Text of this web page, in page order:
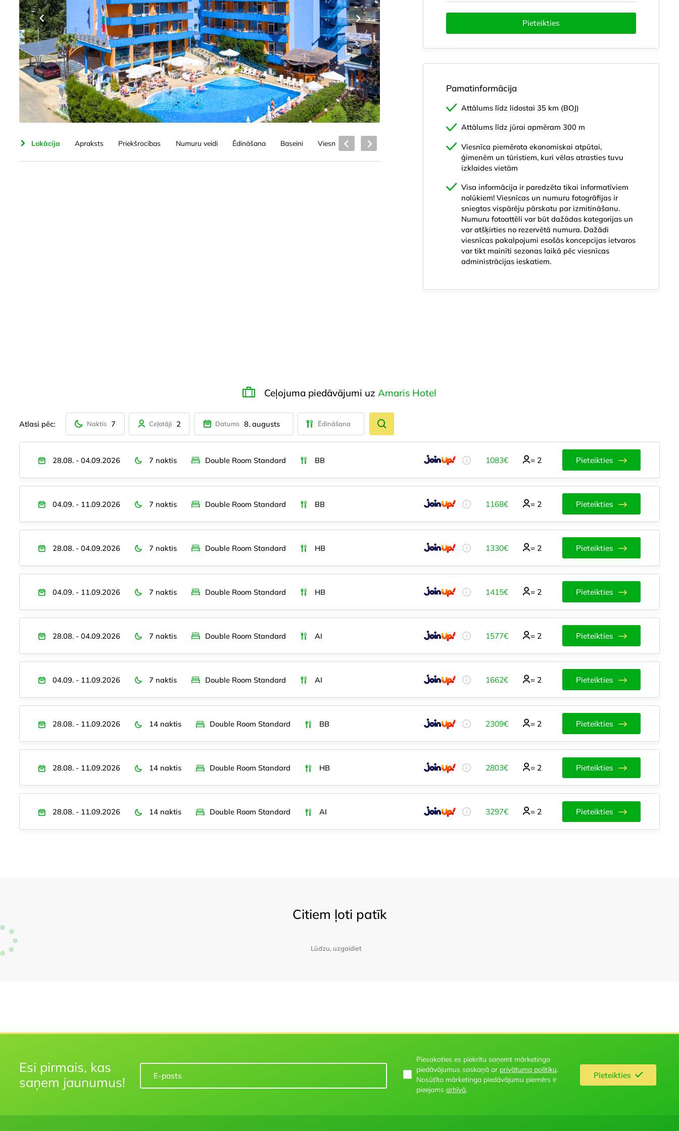
Lokācija Apraksts Priekšrocības Numuru veidi Ēdināšana Baseini Viesnīcas pakalpojumi Skaistumkopšana un veselība Izklaide un sports
Pieteikties
Pamatinformācija
Attālums līdz lidostai 35 km (BOJ)
Attālums līdz jūrai apmēram 300 m
Viesnīca piemērota ekonomiskai atpūtai,
ģimenēm un tūristiem, kuri vēlas atrasties tuvu
izklaides vietām
Visa informācija ir paredzēta tikai informatīviem
nolūkiem! Viesnīcas un numuru fotogrāfijas ir
sniegtas vispārēju pārskatu par izmitināšanu.
Numuru fotoattēli var būt dažādas kategorijas un
var atšķirties no rezervētā numura. Dažādi
viesnīcas pakalpojumi esošās koncepcijas ietvaros
var tikt mainīti sezonas laikā pēc viesnīcas
administrācijas ieskatiem.
Ceļojuma piedāvājumi uzAmaris Hotel
Atlasi pēc: Naktis 7 Ceļotāji 2 Datums 8. augusts Ēdināšana
28.08. - 04.09.2026 7 naktis Double Room Standard BB 1083€ = 2 Pieteikties
04.09. - 11.09.2026 7 naktis Double Room Standard BB 1168€ = 2 Pieteikties
28.08. - 04.09.2026 7 naktis Double Room Standard HB 1330€ = 2 Pieteikties
04.09. - 11.09.2026 7 naktis Double Room Standard HB 1415€ = 2 Pieteikties
28.08. - 04.09.2026 7 naktis Double Room Standard AI 1577€ = 2 Pieteikties
04.09. - 11.09.2026 7 naktis Double Room Standard AI 1662€ = 2 Pieteikties
28.08. - 11.09.2026 14 naktis Double Room Standard BB 2309€ = 2 Pieteikties
28.08. - 11.09.2026 14 naktis Double Room Standard HB 2803€ = 2 Pieteikties
28.08. - 11.09.2026 14 naktis Double Room Standard AI 3297€ = 2 Pieteikties
Citiem ļoti patīk
Lūdzu, uzgaidiet
Esi pirmais, kas
saņem jaunumus!
Piesakoties es piekrītu saņemt mārketinga
piedāvājumus saskaņā ar privātuma politiku.
Nosūtīto mārketinga piedāvājumu piemērs ir
pieejams arhīvā.
Pieteikties